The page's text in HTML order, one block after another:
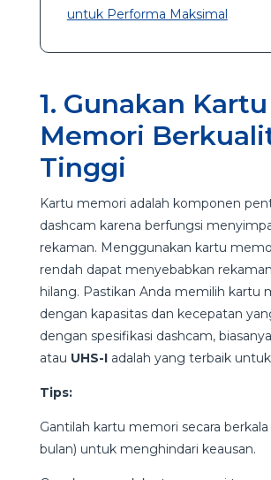
untuk Performa Maksimal
1. Gunakan Kartu
Memori
Tinggi
Kartu memori adalah komponen
dashcam karena berfungsi
rekaman. Menggunakan kartu
rendah dapat menyebabkan
hilang. Pastikan Anda memilih kartu
dengan kapasitas dan kecepatan
dengan spesifikasi dashcam,
atau UHS-Iadalah yang terbaik
Tips:
Gantilah kartu memori secara berkala
bulan) untuk menghindari keausan.